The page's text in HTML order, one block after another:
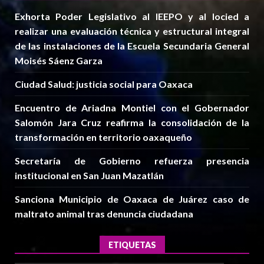
Exhorta Poder Legislativo al IEEPO y al Iocied a
realizar una evaluación técnica y estructural integral
de las instalaciones de la Escuela Secundaria General
Moisés Sáenz Garza
Ciudad Salud: justicia social para Oaxaca
Encuentro de Ariadna Montiel con el Gobernador
Salomón Jara Cruz reafirma la consolidación de la
transformación en territorio oaxaqueño
Secretaría de Gobierno refuerza presencia
institucional en San Juan Mazatlán
Sanciona Municipio de Oaxaca de Juárez caso de
maltrato animal tras denuncia ciudadana
ETIQUETAS